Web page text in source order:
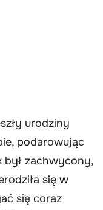
urodziny
podarowując
był zachwycony,
się w
się coraz